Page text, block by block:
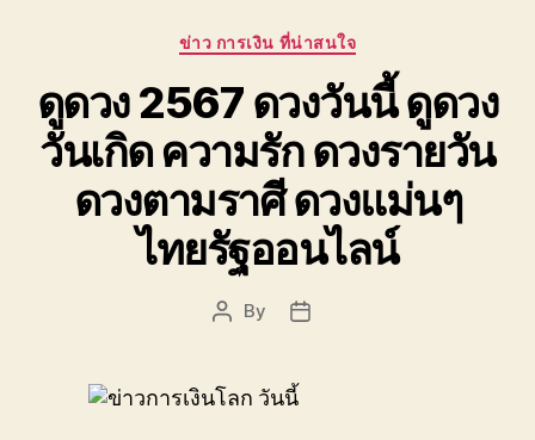
Categories
ข่าว การเงิน ที่น่าสนใจ
ดูดวง 2567 ดวงวันนี้ ดูดวง
วันเกิด ความรัก ดวงรายวัน
ดวงตามราศี ดวงแม่นๆ
ไทยรัฐออนไลน์
Post
By
Post